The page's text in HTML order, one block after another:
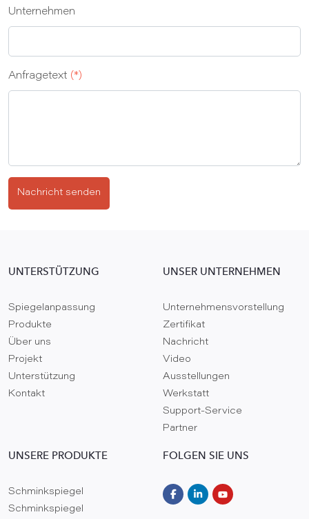
Unternehmen
Anfragetext (*)
Nachricht senden
UNTERSTÜTZUNG
Spiegelanpassung
Produkte
Über uns
Projekt
Unterstützung
Kontakt
UNSER UNTERNEHMEN
Unternehmensvorstellung
Zertifikat
Nachricht
Video
Ausstellungen
Werkstatt
Support-Service
Partner
UNSERE PRODUKTE
Schminkspiegel
Schminkspiegel
FOLGEN SIE UNS